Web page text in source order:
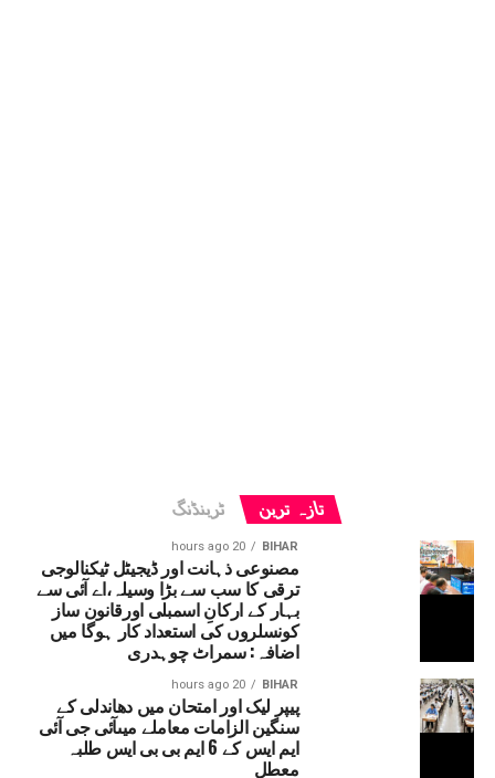
تازہ ترین ٹرینڈنگ
BIHAR
20 hours ago
مصنوعی ذہانت اور ڈیجیٹل ٹیکنالوجی
ترقی کا سب سے بڑا وسیلہ،اے آئی سے
بہار کے ارکانِ اسمبلی اورقانون ساز
کونسلروں کی استعداد کار ہوگا میں
اضافہ: سمراٹ چوہدری
BIHAR
20 hours ago
پیپر لیک اور امتحان میں دھاندلی کے
سنگین الزامات معاملے میںآئی جی آئی
ایم ایس کے 6 ایم بی بی ایس طلبہ
معطل